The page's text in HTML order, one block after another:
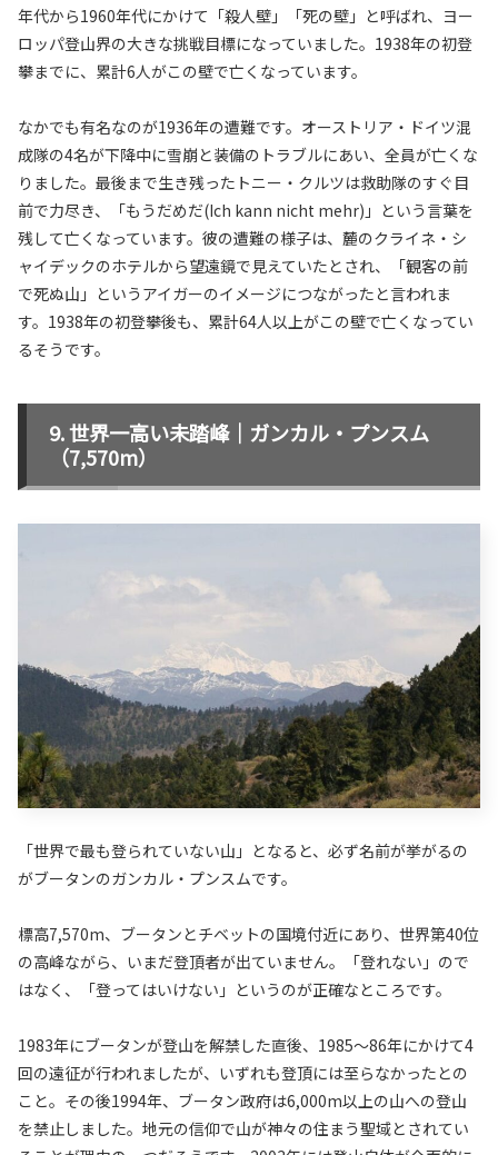
年代から1960年代にかけて「殺人壁」「死の壁」と呼ばれ、ヨー
ロッパ登山界の大きな挑戦目標になっていました。1938年の初登
攀までに、累計6人がこの壁で亡くなっています。
なかでも有名なのが1936年の遭難です。オーストリア・ドイツ混
成隊の4名が下降中に雪崩と装備のトラブルにあい、全員が亡くな
りました。最後まで生き残ったトニー・クルツは救助隊のすぐ目
前で力尽き、「もうだめだ(Ich kann nicht mehr)」という言葉を
残して亡くなっています。彼の遭難の様子は、麓のクライネ・シ
ャイデックのホテルから望遠鏡で見えていたとされ、「観客の前
で死ぬ山」というアイガーのイメージにつながったと言われま
す。1938年の初登攀後も、累計64人以上がこの壁で亡くなってい
るそうです。
世界一高い未踏峰｜ガンカル・プンスム
（7,570m）
「世界で最も登られていない山」となると、必ず名前が挙がるの
がブータンのガンカル・プンスムです。
標高7,570m、ブータンとチベットの国境付近にあり、世界第40位
の高峰ながら、いまだ登頂者が出ていません。「登れない」ので
はなく、「登ってはいけない」というのが正確なところです。
1983年にブータンが登山を解禁した直後、1985〜86年にかけて4
回の遠征が行われましたが、いずれも登頂には至らなかったとの
こと。その後1994年、ブータン政府は6,000m以上の山への登山
を禁止しました。地元の信仰で山が神々の住まう聖域とされてい